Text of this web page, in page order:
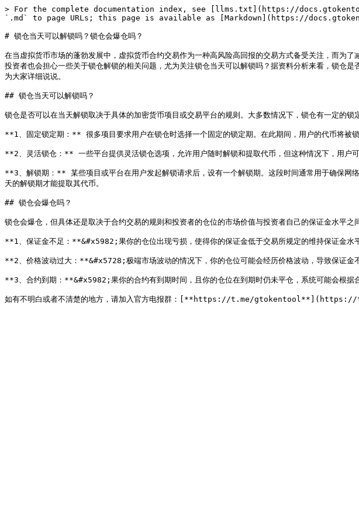
> For the complete documentation index, see [llms.txt](https://
`.md` to page URLs; this page is available as [Markdown](https://
# 锁仓当天可以解锁吗？锁仓会爆仓吗？
在当虚拟货币市场的蓬勃发展中，虚拟货币合约交易作为一种高风险高回报的交易方式备受关注，而为
投资者也会担心一些关于锁仓解锁的相关问题，尤为关注锁仓当天可以解锁吗？据资料分析来看
为大家详细说说。
## 锁仓当天可以解锁吗？
锁仓是否可以在当天解锁取决于具体的加密货币项目或交易平台的规则。大多数情况下，锁仓有一定的
**1、固定锁定期：** 很多项目要求用户在锁仓时选择一个固定的锁定期。在此期间，用户的代币将被
**2、灵活锁仓：** 一些平台提供灵活锁仓选项，允许用户随时解锁和提取代币，但这种情况下，用户
**3、解锁期：** 某些项目或平台在用户发起解锁请求后，设有一个解锁期。这段时间通常用于确保网
天的解锁期才能提取其代币。
## 锁仓会爆仓吗？
锁仓会爆仓，但具体还是取决于合约交易的规则和投资者的仓位的市场价值与投资者自己的保证金水平
**1、保证金不足：**&#x5982;果你的仓位出现亏损，使得你的保证金低于交易所规定的维持保证金水
**2、价格波动过大：**&#x5728;极端市场波动的情况下，你的仓位可能会经历价格波动，导致保证金
**3、合约到期：**&#x5982;果你的合约有到期时间，且你的仓位在到期时仍未平仓，系统可能会根据